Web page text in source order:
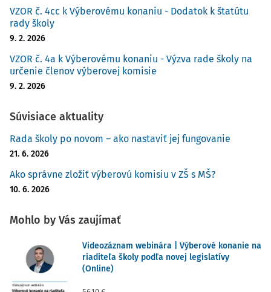
VZOR č. 4cc k Výberovému konaniu - Dodatok k štatútu
rady školy
9. 2. 2026
VZOR č. 4a k Výberovému konaniu - Výzva rade školy na
určenie členov výberovej komisie
9. 2. 2026
Súvisiace aktuality
Rada školy po novom – ako nastaviť jej fungovanie
21. 6. 2026
Ako správne zložiť výberovú komisiu v ZŠ s MŠ?
10. 6. 2026
Mohlo by Vás zaujímať
Videozáznam webinára | Výberové konanie na
riaditeľa školy podľa novej legislatívy
(Online)